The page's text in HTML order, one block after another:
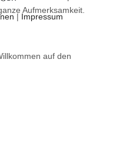
Aufmerksamkeit.
auf den
|Impressum